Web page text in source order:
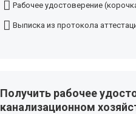
Рабочее удостоверение
Выписка из протокола
Получить рабочее
канализационном